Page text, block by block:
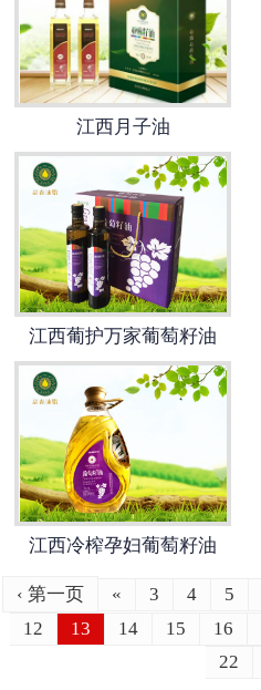
江西月子油
江西葡护万家葡萄籽油
江西冷榨孕妇葡萄籽油
‹ 第一页 « 3 4 5
12
13 14 15 16
22